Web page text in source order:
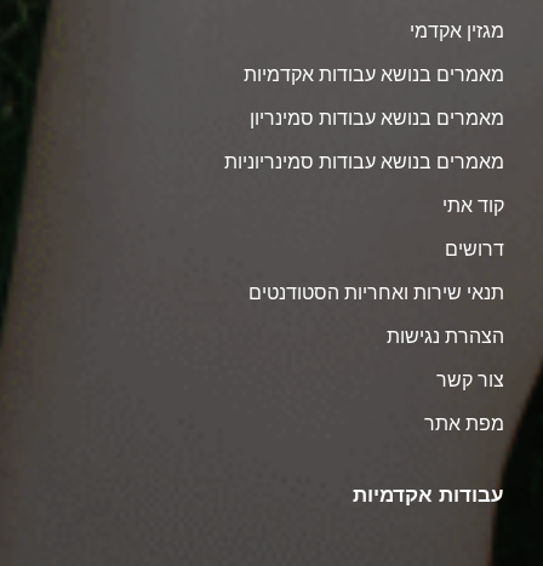
מגזין אקדמי
מאמרים בנושא עבודות אקדמיות
מאמרים בנושא עבודות סמינריון
מאמרים בנושא עבודות סמינריוניות
קוד אתי
דרושים
תנאי שירות ואחריות הסטודנטים
הצהרת נגישות
צור קשר
מפת אתר
עבודות אקדמיות